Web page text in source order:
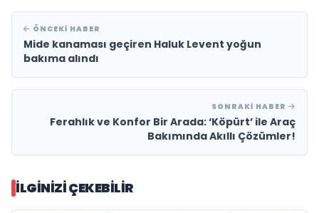
ÖNCEKI HABER
Mide kanaması geçiren Haluk Levent yoğun
bakıma alındı
SONRAKI HABER
Ferahlık ve Konfor Bir Arada: ‘Köpürt’ ile Araç
Bakımında Akıllı Çözümler!
İLGINIZI ÇEKEBILIR